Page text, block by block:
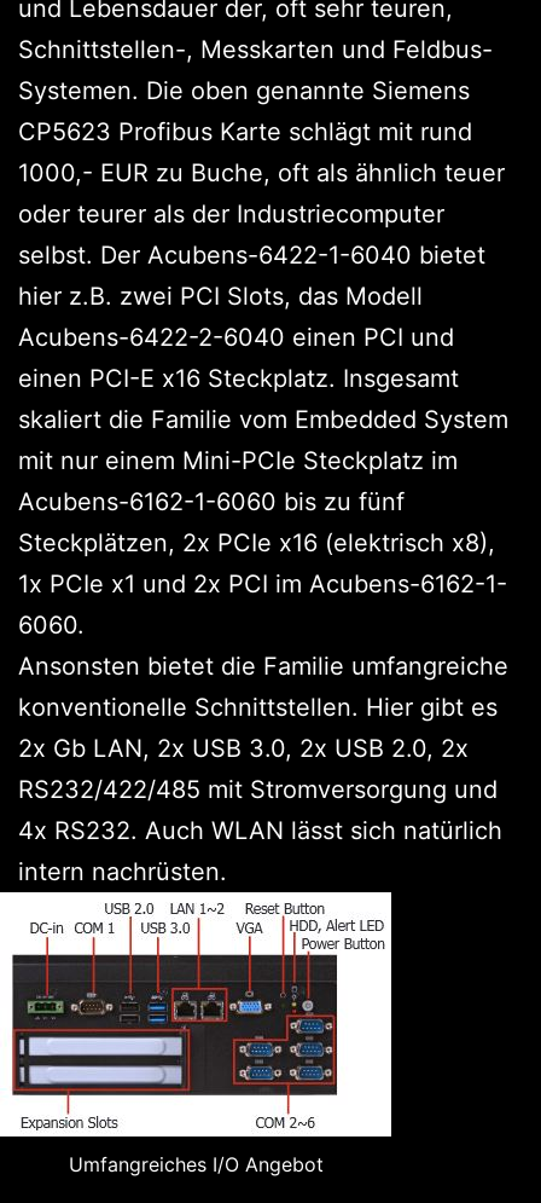
und Lebensdauer der, oft sehr teuren,
Schnittstellen-, Messkarten und Feldbus-
Systemen. Die oben genannte Siemens
CP5623 Profibus Karte schlägt mit rund
1000,- EUR zu Buche, oft als ähnlich teuer
oder teurer als der Industriecomputer
selbst. Der Acubens-6422-1-6040 bietet
hier z.B. zwei PCI Slots, das Modell
Acubens-6422-2-6040 einen PCI und
einen PCI-E x16 Steckplatz. Insgesamt
skaliert die Familie vom Embedded System
mit nur einem Mini-PCIe Steckplatz im
Acubens-6162-1-6060 bis zu fünf
Steckplätzen, 2x PCIe x16 (elektrisch x8),
1x PCIe x1 und 2x PCI im Acubens-6162-1-
6060.
Ansonsten bietet die Familie umfangreiche
konventionelle Schnittstellen. Hier gibt es
2x Gb LAN, 2x USB 3.0, 2x USB 2.0, 2x
RS232/422/485 mit Stromversorgung und
4x RS232. Auch WLAN lässt sich natürlich
intern nachrüsten.
Umfangreiches I/O Angebot